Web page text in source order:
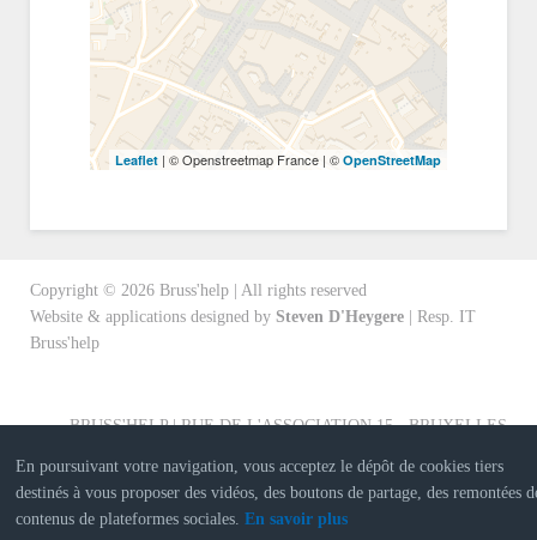
Leaflet | © Openstreetmap France | © OpenStreetMap
Copyright © 2026 Bruss'help | All rights reserved
Website & applications designed by Steven D'Heygere | Resp. IT
Bruss'help
En poursuivant votre navigation, vous acceptez le dépôt de cookies tiers
destinés à vous proposer des vidéos, des boutons de partage, des remontées
contenus de plateformes sociales.En savoir plus
BRUSS'HELP | RUE DE L'ASSOCIATION 15 - BRUXELLES